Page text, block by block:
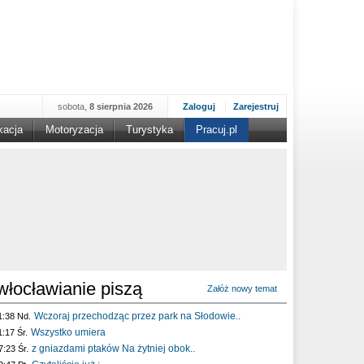
Zaloguj Zarejestruj
sobota, 8 sierpnia 2026
Motoryzacja Turystyka Pracuj.pl
piszą Załóż nowy temat
Nd. Wczoraj przechodząc przez park na Słodowie..
Śr. Wszystko umiera
Śr. z gniazdami ptaków Na żytniej obok..